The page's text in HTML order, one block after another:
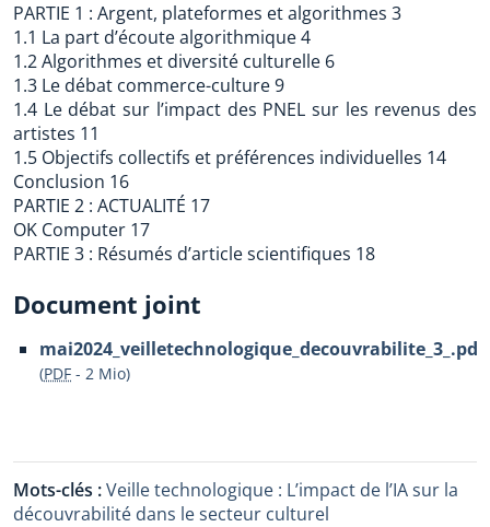
PARTIE 1 : Argent, plateformes et algorithmes 3
1.1 La part d’écoute algorithmique 4
1.2 Algorithmes et diversité culturelle 6
1.3 Le débat commerce-culture 9
1.4 Le débat sur l’impact des PNEL sur les revenus des
artistes 11
1.5 Objectifs collectifs et préférences individuelles 14
Conclusion 16
PARTIE 2 : ACTUALITÉ 17
OK Computer 17
PARTIE 3 : Résumés d’article scientifiques 18
Document joint
mai2024_veilletechnologique_decouvrabilite_3_.pdf
(PDF - 2 Mio)
Mots-clés :Veille technologique : L’impact de l’IA sur la
découvrabilité dans le secteur culturel